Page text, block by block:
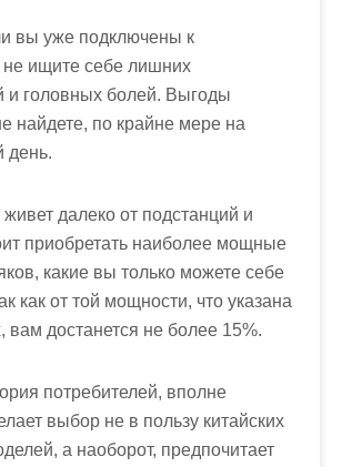
вы уже подключены к
не ищите себе лишних
и головных болей. Выгоды
найдете, по крайне мере на
день.
живет далеко от подстанций и
приобретать наиболее мощные
какие вы только можете себе
как от той мощности, что указана
вам достанется не более 15%.
потребителей, вполне
выбор не в пользу китайских
а наоборот, предпочитает